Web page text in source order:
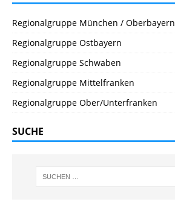
Regionalgruppe München / Oberbayern
Regionalgruppe Ostbayern
Regionalgruppe Schwaben
Regionalgruppe Mittelfranken
Regionalgruppe Ober/Unterfranken
SUCHE